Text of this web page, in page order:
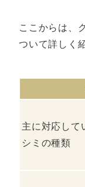
ここからは、
ついて詳しく
主に対応して
シミの種類